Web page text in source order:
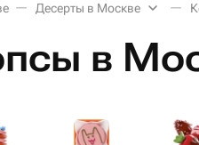
Десерты в Москве
в